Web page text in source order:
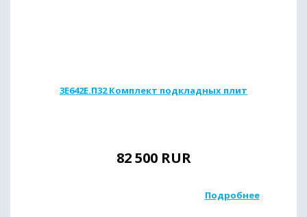
3Е642Е.П32 Комплект подкладных плит
82 500 RUR
Подробнее